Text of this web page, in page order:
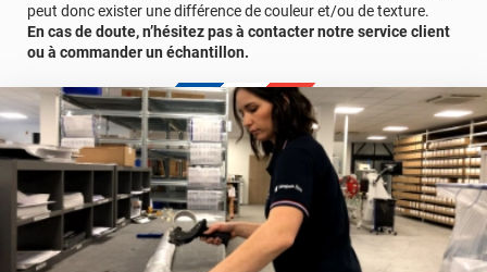
peut donc exister une différence de couleur et/ou de texture.
En cas de doute, n’hésitez pas à contacter notre service client
ou à commander un échantillon.